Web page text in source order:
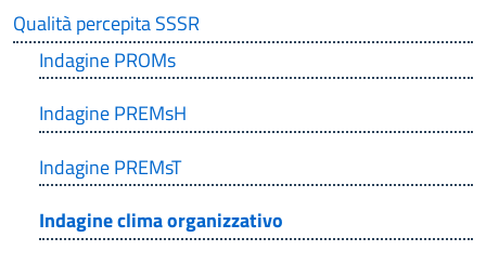
Qualità percepita SSSR
Indagine PROMs
Indagine PREMsH
Indagine PREMsT
Indagine clima organizzativo